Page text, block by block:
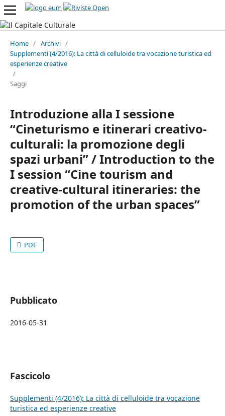
Home / Archivi /
Supplementi (4/2016): La città di celluloide tra vocazione turistica ed
esperienze creative
/
Saggi
Introduzione alla I sessione
“Cineturismo e itinerari creativo-
culturali: la promozione degli
spazi urbani” / Introduction to the
I session “Cine tourism and
creative-cultural itineraries: the
promotion of the urban spaces”
PDF
Pubblicato
2016-05-31
Fascicolo
Supplementi (4/2016): La città di celluloide tra vocazione
turistica ed esperienze creative